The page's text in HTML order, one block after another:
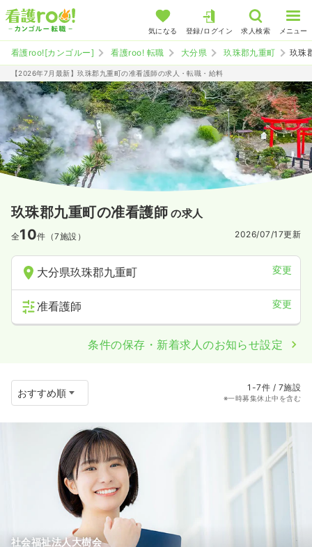
気になる 登録/ログイン 求人検索 メニュー
看護roo![カンゴルー] 看護roo! 転職 大分県 玖珠郡九重町 玖珠
【2026年7月最新】玖珠郡九重町の准看護師の求人・転職・給料
玖珠郡九重町の准看護師 の求人
全10件（7施設） 2026/07/17更新
大分県玖珠郡九重町 変更
准看護師 変更
条件の保存・新着求人のお知らせ設定
1-7件 / 7施設
※一時募集休止中を含む
社会福祉法人大樹会